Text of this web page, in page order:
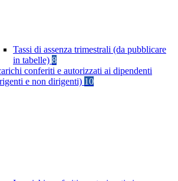
Tassi di assenza trimestrali (da pubblicare
in tabelle) 8
conferiti e autorizzati ai dipendenti
e non dirigenti) 10